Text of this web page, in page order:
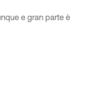
e gran parte è